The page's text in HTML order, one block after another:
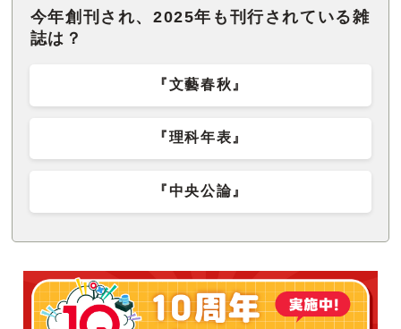
今年創刊され、2025年も刊行されている雑
誌は？
『文藝春秋』
『理科年表』
『中央公論』